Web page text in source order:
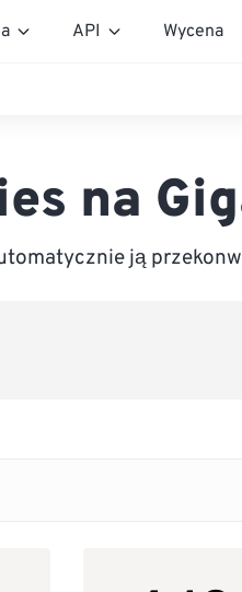
API Wycena
na
ją